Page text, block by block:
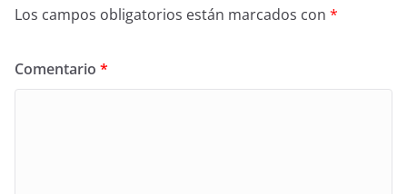
Los campos obligatorios están marcados con *
Comentario *